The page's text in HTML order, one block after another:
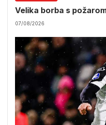
Velika borba s
07/08/2026